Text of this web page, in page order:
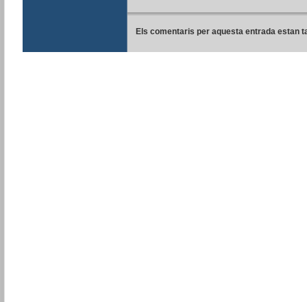
Els comentaris per aquesta entrada estan